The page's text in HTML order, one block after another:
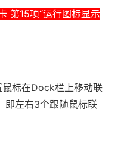
第15项“运行图标显示
鼠标在Dock栏上移动联
即左右3个跟随鼠标联